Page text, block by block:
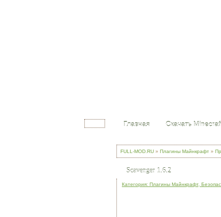
Главная Скачать
FULL-MOD.RU » Плагины Майнкрафт »
Scavenger 1.6.2
Категория: Плагины Майнкрафт,